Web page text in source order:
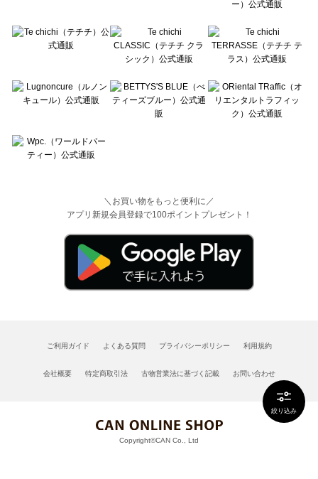
絞り込み
＼お買い物をもっと便利に／
アプリ新規会員登録で100ポイントプレゼント！
ご利用ガイド よくある質問 プライバシーポリシー 利用規約
会社概要 特定商取引法 古物営業法に基づく記載 お問い合わせ
Copyright©CAN Co., Ltd